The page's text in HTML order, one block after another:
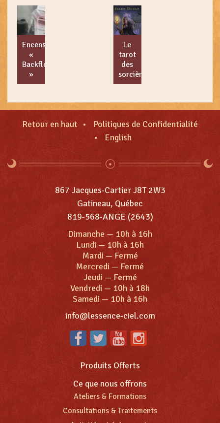
Encens
«
Backflow
»
Le
tarot
des
sorcières
Retour en haut
Politiques de Confidentialité
English
867 Jacques-Cartier J8T 2W3
Gatineau, Québec
819-568-ANGE (2643)
Dimanche — 10h à 16h
Lundi — 10h à 16h
Mardi — Fermé
Mercredi — Fermé
Jeudi — Fermé
Vendredi — 10h à 18h
Samedi — 10h à 16h
info@lessence-ciel.com
Produits Offerts
Ce que nous offrons
Ateliers & Formations
Consultations & Traitements